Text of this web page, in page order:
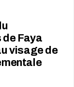
Faya
visage de